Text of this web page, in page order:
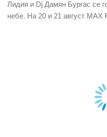
Лидия и Dj Дамян Бургас се
небе. На 20 и 21 август MAX